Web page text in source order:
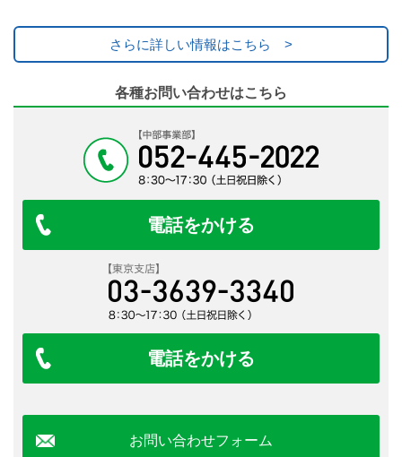
さらに詳しい情報はこちら >
各種お問い合わせはこちら
電話をかける
電話をかける
お問い合わせフォーム